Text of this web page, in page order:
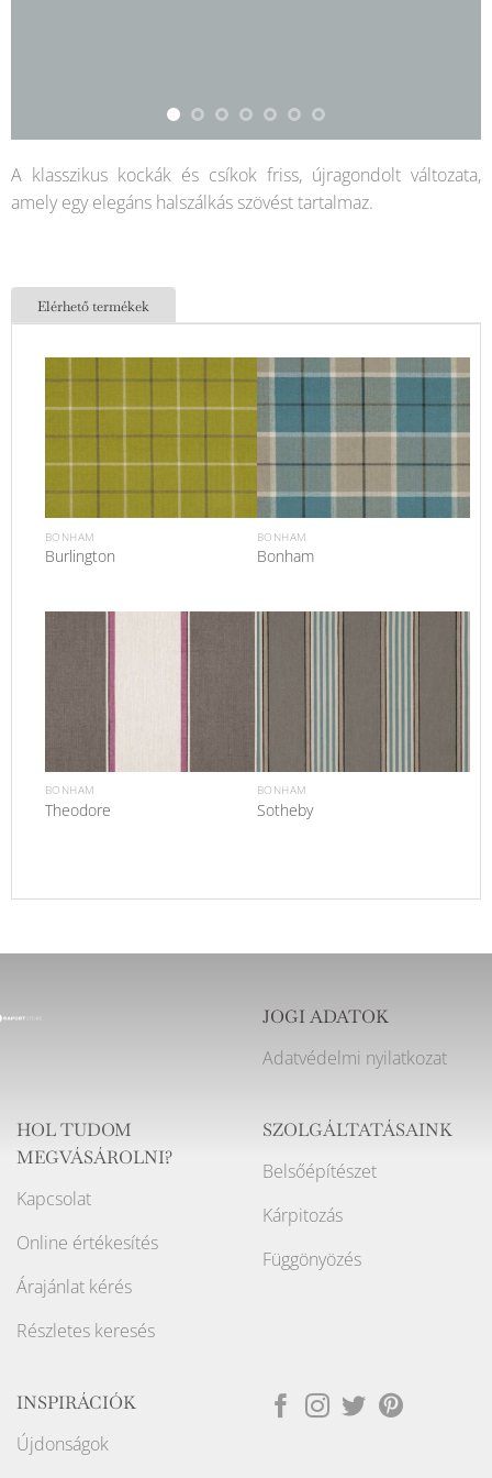
A klasszikus kockák és csíkok friss, újragondolt változata,
amely egy elegáns halszálkás szövést tartalmaz.
Elérhető termékek
BONHAM
Burlington
BONHAM
Bonham
BONHAM
Theodore
BONHAM
Sotheby
JOGI ADATOK
Adatvédelmi nyilatkozat
HOL TUDOM
MEGVÁSÁROLNI?
Kapcsolat
Online értékesítés
Árajánlat kérés
Részletes keresés
SZOLGÁLTATÁSAINK
Belsőépítészet
Kárpitozás
Függönyözés
INSPIRÁCIÓK
Újdonságok